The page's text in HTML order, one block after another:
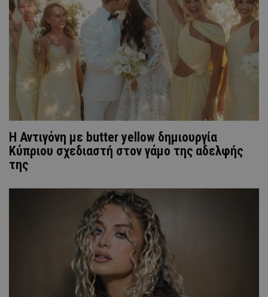
Η Αντιγόνη με butter yellow δημιουργία
Κύπριου σχεδιαστή στον γάμο της αδελφής
της